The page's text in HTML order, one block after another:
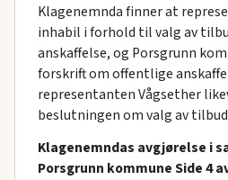
Klagenemnda finner at
inhabil i forhold til valg av
anskaffelse, og Porsgrunn
forskrift om offentlige
representanten Vågsether
beslutningen om valg av
Klagenemndas avgjørelse i
Porsgrunn kommune Side 4